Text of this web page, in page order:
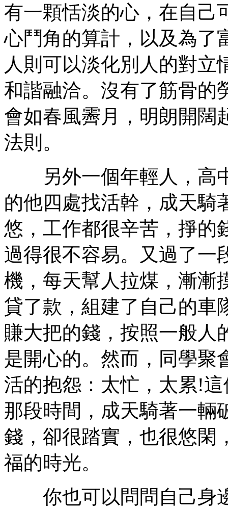
有一顆恬淡的心，在自己
心鬥角的算計，以及為了
人則可以淡化別人的對立
和諧融洽。沒有了筋骨的
會如春風霽月，明朗開闊
法則。
另外一個年輕人，高
的他四處找活幹，成天騎
悠，工作都很辛苦，掙的
過得很不容易。又過了一
機，每天幫人拉煤，漸漸
貸了款，組建了自己的車
賺大把的錢，按照一般人
是開心的。然而，同學聚
活的抱怨：太忙，太累!
那段時間，成天騎著一輛
錢，卻很踏實，也很悠閑
福的時光。
你也可以問問自己身